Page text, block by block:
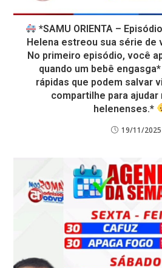
*SAMU ORIENTA –
Helena estreou sua série de
No primeiro episódio, você
quando um bebê
rápidas que podem salvar
compartilhe para ajudar
helenenses.*
19/11/2025